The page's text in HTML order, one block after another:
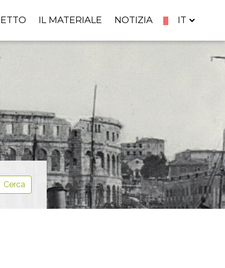
IL MATERIALE NOTIZIA IT
Cerca